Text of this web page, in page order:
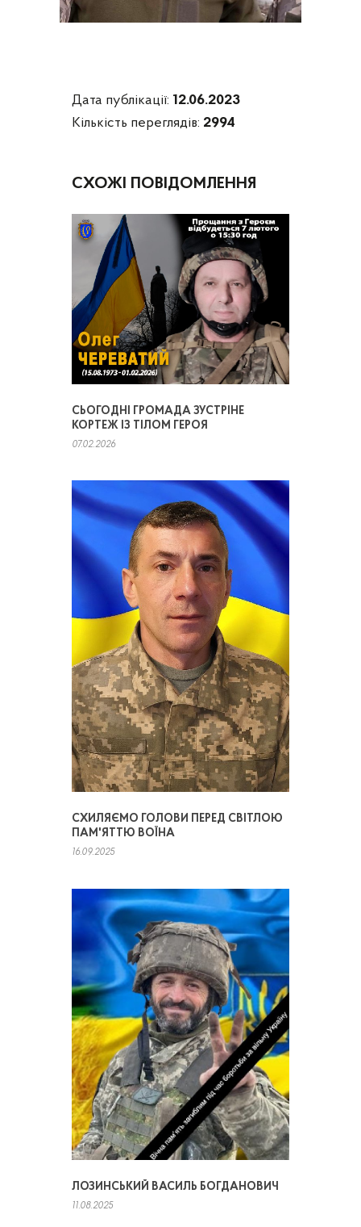
Дата публікації: 12.06.2023
Кількість переглядів: 2994
СХОЖІ ПОВІДОМЛЕННЯ
СЬОГОДНІ ГРОМАДА ЗУСТРІНЕ
КОРТЕЖ ІЗ ТІЛОМ ГЕРОЯ
07.02.2026
СХИЛЯЄМО ГОЛОВИ ПЕРЕД СВІТЛОЮ
ПАМ'ЯТТЮ ВОЇНА
16.09.2025
ЛОЗИНСЬКИЙ ВАСИЛЬ БОГДАНОВИЧ
11.08.2025